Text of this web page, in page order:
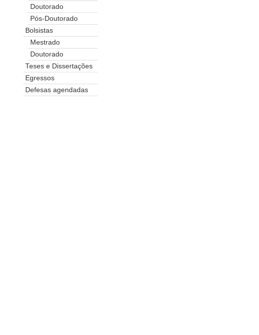
Doutorado
Pós-Doutorado
Bolsistas
Mestrado
Doutorado
Teses e Dissertações
Egressos
Defesas agendadas